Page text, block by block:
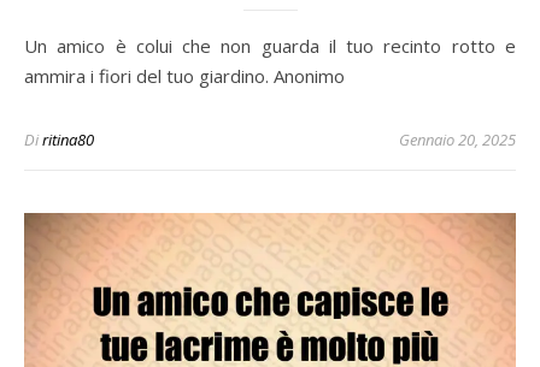
Un amico è colui che non guarda il tuo recinto rotto e
ammira i fiori del tuo giardino. Anonimo
Diritina80 Gennaio 20, 2025